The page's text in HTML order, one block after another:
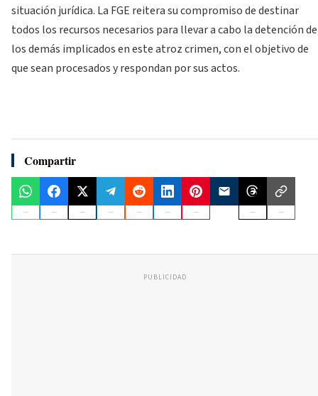
situación jurídica. La FGE reitera su compromiso de destinar
todos los recursos necesarios para llevar a cabo la detención de
los demás implicados en este atroz crimen, con el objetivo de
que sean procesados y respondan por sus actos.
Compartir
PUBLICIDAD